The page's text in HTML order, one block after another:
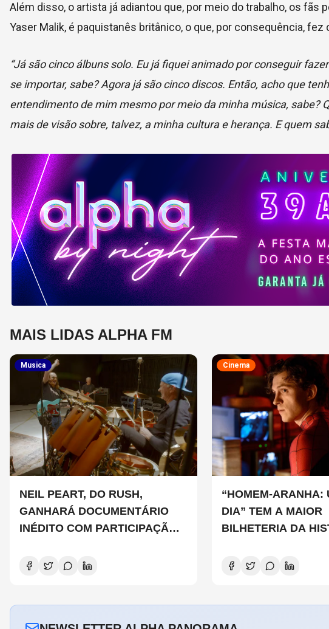
Além disso, o artista já adiantou que, por meio do trabalho, os fãs
Yaser Malik, é paquistanês britânico, o que, por consequência,
“Já são cinco álbuns solo. Eu já fiquei animado por conseguir
se importar, sabe? Agora já são cinco discos. Então, acho que
entendimento de mim mesmo por meio da minha música, sabe?
mais de visão sobre, talvez, a minha cultura e herança. E quem
MAIS LIDAS ALPHA FM
Musica
NEIL PEART, DO RUSH,
GANHARÁ DOCUMENTÁRIO
INÉDITO COM PARTICIPAÇÃO
COPELAND E DANNY CAREY
Cinema
“HOMEM-ARANHA:
DIA” TEM A MAIOR
BILHETERIA DA